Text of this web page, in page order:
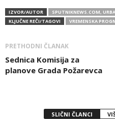
IZVOR/AUTOR
SPUTNIKNEWS.COM,
KLJUČNE REČI/TAGOVI
VREMENSKA
PRETHODNI ČLANAK
Sednica Komisija za
planove Grada Požarevca
SLIČNI ČLANCI